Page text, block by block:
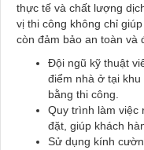
thực tế và chất lượng
vị thi công không chỉ
còn đảm bảo an toàn và
Đội ngũ kỹ thuật
điểm nhà ở tại
bằng thi công.
Quy trình làm việc
đặt, giúp khách
Sử dụng kính